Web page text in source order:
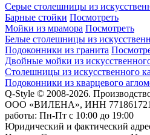
Серые столешницы из
Барные стойки Посмотреть
Мойки из мрамора Посмотреть
Белые столешницы из
Подоконники из гранита
Двойные мойки из
Столешницы из искусственного
Подоконники из кварцевого
Q-Style © 2008-2026.
ООО «ВИЛЕНА», ИНН
работы: Пн-Пт с 10:00 до 19:00
Юридический и фактический